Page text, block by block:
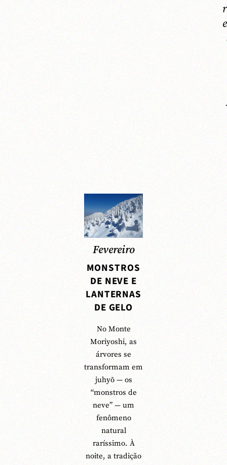
Fevereiro
MONSTROS
DE NEVE E
LANTERNAS
DE GELO
No Monte
Moriyoshi, as
árvores se
transformam em
juhyō — os
“monstros de
neve” — um
fenômeno
natural
raríssimo. À
noite, a tradição